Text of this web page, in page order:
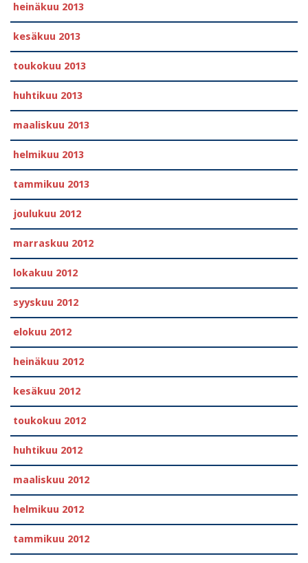
heinäkuu 2013
kesäkuu 2013
toukokuu 2013
huhtikuu 2013
maaliskuu 2013
helmikuu 2013
tammikuu 2013
joulukuu 2012
marraskuu 2012
lokakuu 2012
syyskuu 2012
elokuu 2012
heinäkuu 2012
kesäkuu 2012
toukokuu 2012
huhtikuu 2012
maaliskuu 2012
helmikuu 2012
tammikuu 2012